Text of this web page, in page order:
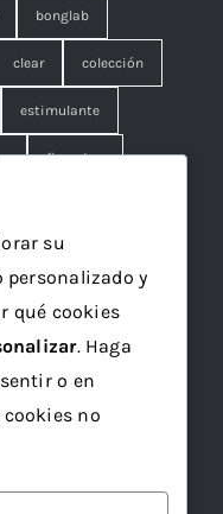
bonglab
clear colección
estimulante
floracion
marihuana
papelillo
semilla
su
personalizado y
qué cookies
. Haga
o en
no